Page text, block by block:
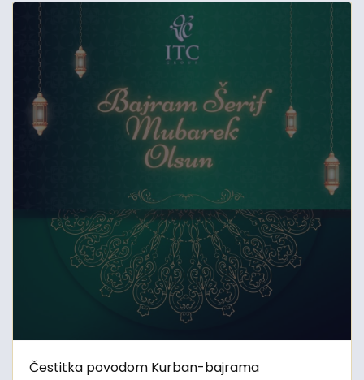
Čestitka povodom Kurban-bajrama